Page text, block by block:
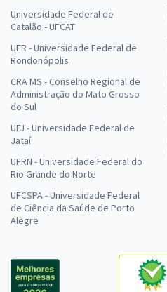
Universidade Federal de
Catalão - UFCAT
UFR - Universidade Federal de
Rondonópolis
CRA MS - Conselho Regional de
Administração do Mato Grosso
do Sul
UFJ - Universidade Federal de
Jataí
UFRN - Universidade Federal do
Rio Grande do Norte
UFCSPA - Universidade Federal
de Ciência da Saúde de Porto
Alegre